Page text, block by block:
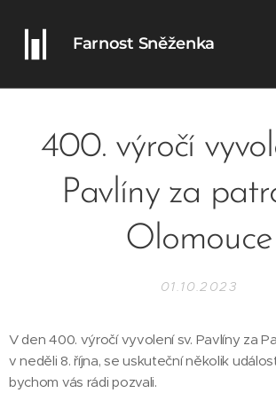
Farnost Sněženka
400. výročí
Pavlíny za
Olomouce
01.10.2023
V den 400. výročí vyvolení sv. Pavlíny za
v neděli 8. října, se uskuteční několik
bychom vás rádi pozvali.